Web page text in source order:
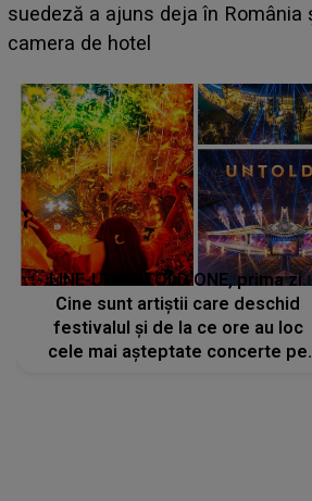
BĂIATUL VIZAT de Alexandra?!
faptului împlinit, A RECUNOSCUT
LINE-UP UNTOLD ONE, prima zi.
Cine sunt artiștii care deschid
festivalul și de la ce ore au loc
cele mai așteptate concerte pe